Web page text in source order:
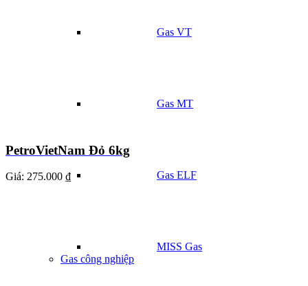
Gas VT
Gas MT
Gas ELF
MISS Gas
Gas công nghiệp
PetroVietNam Đỏ 6kg
Giá: 275.000 ₫